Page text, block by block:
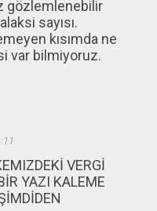
gözlemlenebilir
sayısı.
kısımda ne
var bilmiyoruz.
VERGİ
YAZI KALEME